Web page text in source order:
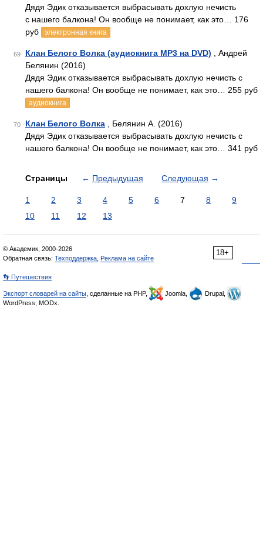
Дядя Эдик отказывается выбрасывать дохлую нечисть
с нашего балкона! Он вообще не понимает, как это… 176
руб
электронная книга
69 Клан Белого Волка (аудиокнига MP3 на DVD) , Андрей
Белянин (2016)
Дядя Эдик отказывается выбрасывать дохлую нечисть с
нашего балкона! Он вообще не понимает, как это… 255 руб
аудиокнига
70 Клан Белого Волка , Белянин А. (2016)
Дядя Эдик отказывается выбрасывать дохлую нечисть с
нашего балкона! Он вообще не понимает, как это… 341 руб
Страницы ← Предыдущая Следующая →
1 2 3 4 5 6 7 8
9
10
11 12 13
18+
© Академик, 2000-2026
Обратная связь: Техподдержка Реклама на сайте
👣 Путешествия
Экспорт словарей на сайты , сделанные на PHP, Joomla,
Drupal,
WordPress, MODx.